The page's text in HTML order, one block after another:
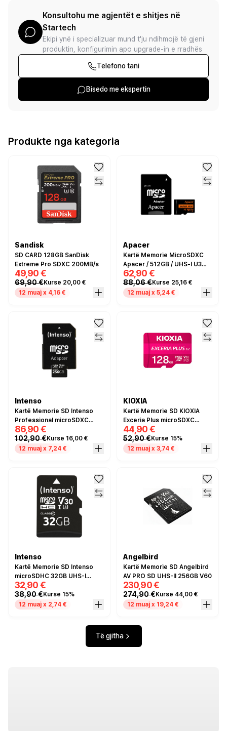
Konsultohu me agjentët e shitjes në
Startech
Ekipi ynë i specializuar mund t'ju ndihmojë të gjeni
produktin, konfigurimin apo upgrade-in e rradhës
Telefono tani
Bisedo me ekspertin
Produkte nga kategoria
Sandisk
SD CARD 128GB SanDisk
Extreme Pro SDXC 200MB/s
49,90 €
69,90 €Kurse 20,00 €
12 muaj x 4,16 €
Apacer
Kartë Memorie MicroSDXC
Apacer / 512GB / UHS‑I U3
V30 A2 / 100/80 MB/s – Zezë
62,90 €
88,06 €Kurse 25,16 €
12 muaj x 5,24 €
Intenso
Kartë Memorie SD Intenso
Professional microSDXC
UHS-I 256GB U3 Class 10 -
Zezë
86,90 €
102,90 €Kurse 16,00 €
12 muaj x 7,24 €
KIOXIA
Kartë Memorie SD KIOXIA
Exceria Plus microSDXC
128GB
44,90 €
52,90 €Kurse 15%
12 muaj x 3,74 €
Intenso
Kartë Memorie SD Intenso
microSDHC 32GB UHS-I
Class 10 90MB/s me Adapter
SD
32,90 €
38,90 €Kurse 15%
12 muaj x 2,74 €
Angelbird
Kartë Memorie SD Angelbird
AV PRO SD UHS-II 256GB V60
230,90 €
274,90 €Kurse 44,00 €
12 muaj x 19,24 €
Të gjitha